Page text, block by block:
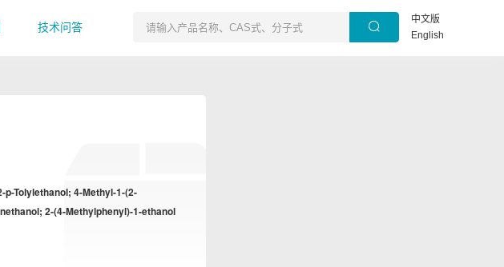
技术问答
中文版
English
Tolylethanol; 4-Methyl-1-(2-
2-(4-Methylphenyl)-1-ethanol